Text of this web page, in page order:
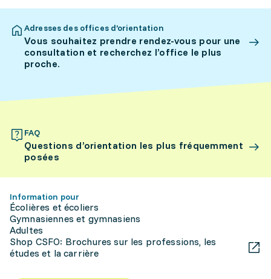
Adresses des offices d’orientation
Vous souhaitez prendre rendez-vous pour une
consultation et recherchez l’office le plus
proche.
FAQ
Questions d’orientation les plus fréquemment
posées
Information pour
Écolières et écoliers
Gymnasiennes et gymnasiens
Adultes
Shop CSFO: Brochures sur les professions, les
études et la carrière